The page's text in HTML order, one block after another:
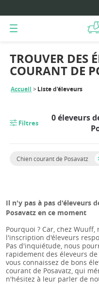
Accueil Liste d'éleveurs
TROUVER DES
COURANT DE
Filtres
0 éleveurs
Chien courant de Posavatz
Il n'y pas à pas d'éleveurs
Posavatz en ce moment
Pourquoi ? Car, chez
l'inscription d'éleveurs
Pas d'inquiétude, nous
rapidement des éleveurs
vous connaissez de bons
courant de Posavatz, qui
n'hésitez à leur parler de